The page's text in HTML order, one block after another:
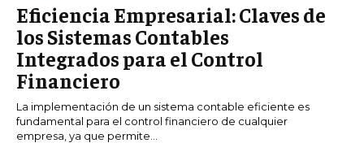
Eficiencia Empresarial: Claves de
los Sistemas Contables
Integrados para el Control
Financiero
La implementación de un sistema contable eficiente es
fundamental para el control financiero de cualquier
empresa, ya que permite...